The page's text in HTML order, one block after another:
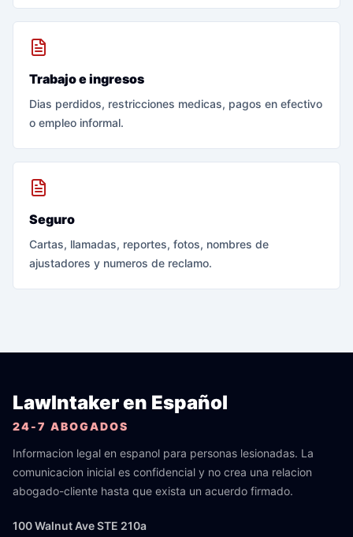
Trabajo e ingresos
Dias perdidos, restricciones medicas, pagos en efectivo
o empleo informal.
Seguro
Cartas, llamadas, reportes, fotos, nombres de
ajustadores y numeros de reclamo.
LawIntaker en Español
24-7 ABOGADOS
Informacion legal en espanol para personas lesionadas. La
comunicacion inicial es confidencial y no crea una relacion
abogado-cliente hasta que exista un acuerdo firmado.
100 Walnut Ave STE 210a